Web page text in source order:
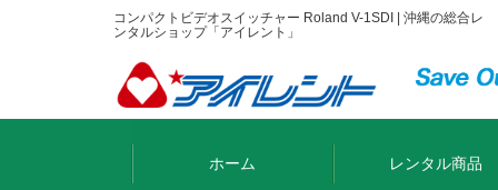
コンパクトビデオスイッチャー Roland V-1SDI | 沖縄の総合レ
ンタルショップ「アイレント」
ホーム レンタル商品